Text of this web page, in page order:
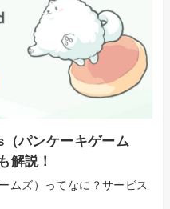
（パンケーキゲーム
解説！
ムズ）ってなに？サービス